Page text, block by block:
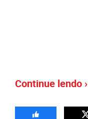
Continue lendo ›